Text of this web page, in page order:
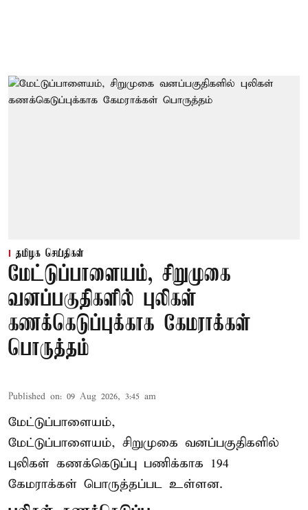
தமிழக செய்திகள்
மேட்டுப்பாளையம், சிறுமுகை
வனப்பகுதிகளில் புலிகள்
கணக்கெடுப்புக்காக கேமராக்கள்
பொருத்தம்
Published on: 09 Aug 2026, 3:45 am
மேட்டுப்பாளையம்,
மேட்டுப்பாளையம், சிறுமுகை வனப்பகுதிகளில்
புலிகள் கணக்கெடுப்பு பணிக்காக 194
கேமராக்கள் பொருத்தப்பட உள்ளன.